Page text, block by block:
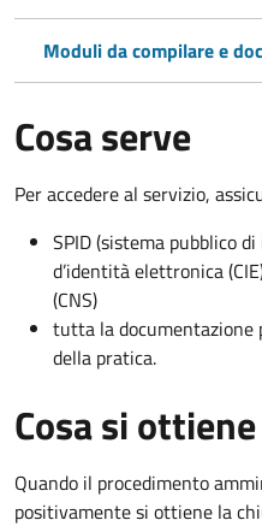
Moduli da compilare e
Cosa serve
Per accedere al servizio,
SPID (sistema pubblico
d’identità elettronica
(CNS)
tutta la documentazione
della pratica.
Cosa si ottiene
Quando il procedimento
positivamente si ottiene la